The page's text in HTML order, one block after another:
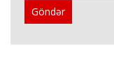
Göndər